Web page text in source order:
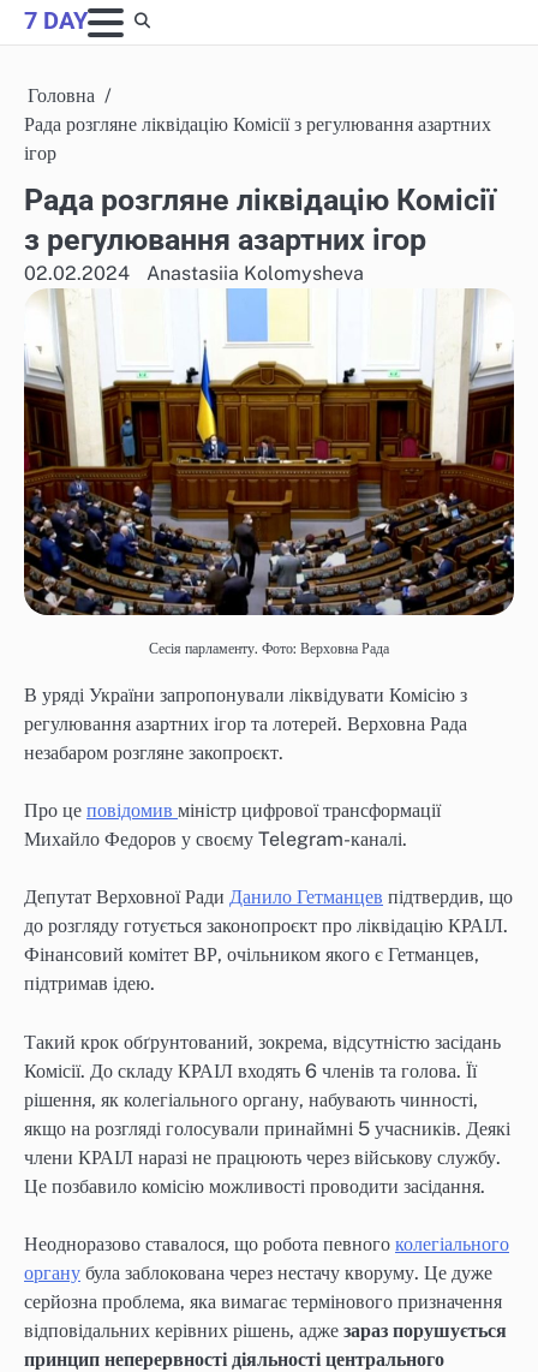
Skip
to
7 DAY
Головна
Рада розгляне ліквідацію Комісії з регулювання азартних
ігор
Рада розгляне ліквідацію Комісії
з регулювання азартних ігор
02.02.2024 Anastasiia Kolomysheva
Сесія парламенту. Фото: Верховна Рада
В уряді України запропонували ліквідувати Комісію з
регулювання азартних ігор та лотерей. Верховна Рада
незабаром розгляне закопроєкт.
Про це повідомив міністр цифрової трансформації
Михайло Федоров у своєму Telegram-каналі.
Депутат Верховної Ради Данило Гетманцев підтвердив, що
до розгляду готується законопроєкт про ліквідацію КРАІЛ.
Фінансовий комітет ВР, очільником якого є Гетманцев,
підтримав ідею.
Такий крок обґрунтований, зокрема, відсутністю засідань
Комісії. До складу КРАІЛ входять 6 членів та голова. Її
рішення, як колегіального органу, набувають чинності,
якщо на розгляді голосували принаймні 5 учасників. Деякі
члени КРАІЛ наразі не працюють через військову службу.
Це позбавило комісію можливості проводити засідання.
Неодноразово ставалося, що робота певного колегіального
органу була заблокована через нестачу кворуму. Це дуже
серйозна проблема, яка вимагає термінового призначення
відповідальних керівних рішень, адже зараз порушується
принцип неперервності діяльності центрального